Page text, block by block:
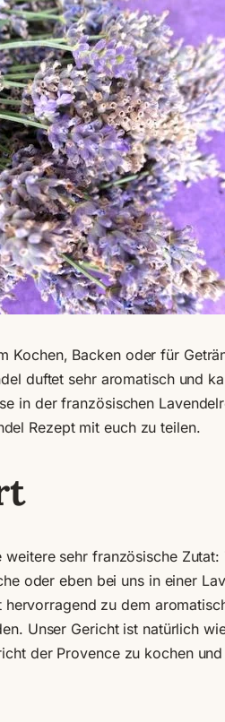
Kochen, Backen oder für
duftet sehr aromatisch und
in der französischen
Rezept mit euch zu teilen.
sehr französische Zutat:
oder eben bei uns in einer
zu dem
Unser Gericht ist natürlich
der Provence zu kochen